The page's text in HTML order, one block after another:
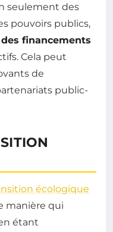
seulement des
pouvoirs publics,
financements
Cela peut
de
public-
écologique
manière qui
étant